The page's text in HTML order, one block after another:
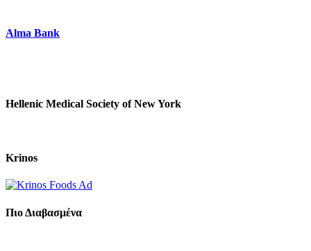
Alma Bank
Hellenic Medical Society of New York
Krinos
Πιο Διαβασμένα